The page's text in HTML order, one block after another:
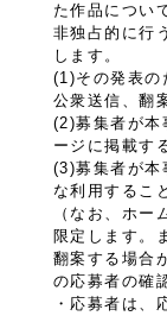
た作品につい
非独占的に行
します。
(1)その発表の
公衆送信、翻
(2)募集者が本
ージに掲載す
(3)募集者が本
な利用すること
（なお、ホー
限定します。
翻案する場合
の応募者の確
・応募者は、